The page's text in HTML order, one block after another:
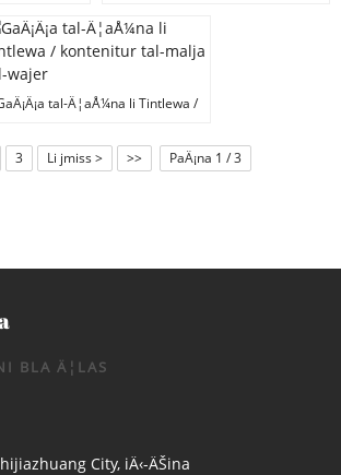
tal-Ä¦aÅ¼na li Tintlewa /
3 Li jmiss > >> PaÄ¡na 1 / 3
BLA Ä¦LAS
City, iÄ‹-ÄŠina